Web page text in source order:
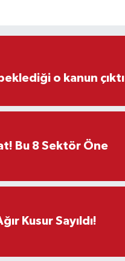
beklediği o kanun çıktı
Bu 8 Sektör Öne
Kusur Sayıldı!